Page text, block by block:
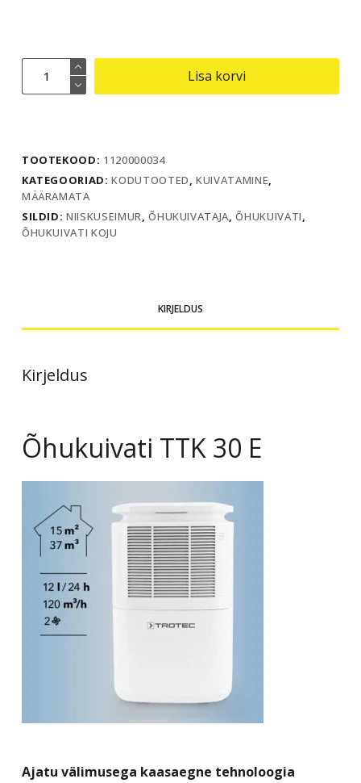
Õhukuivati
Lisa korvi
TOOTEKOOD: 1120000034
KATEGOORIAD:KODUTOOTED,KUIVATAMINE,
MÄÄRAMATA
SILDID:NIISKUSEIMUR,ÕHUKUIVATAJA,ÕHUKUIVATI,
ÕHUKUIVATI KOJU
KIRJELDUS
Kirjeldus
Õhukuivati TTK 30 E
Ajatu välimusega kaasaegne tehnoloogia